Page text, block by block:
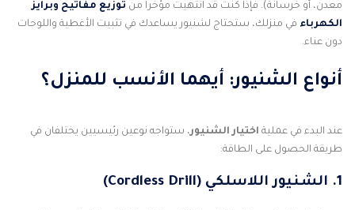
معدن، أو خرسانة). فإذا كنت قد انتهيت مؤخراً من توزيع مفاتيح وبرايز
الكهرباء في منزلك، ستحتاج لشنيور يساعدك في تثبيت الأغطية واللوحات
دون عناء.
أنواع الشنيور: أيهما الأنسب للمنزل؟
عند البدء في عملية اختيار الشنيور، ستواجه نوعين رئيسيين يختلفان في
طريقة الحصول على الطاقة:
1. الشنيور اللاسلكي (Cordless Drill)